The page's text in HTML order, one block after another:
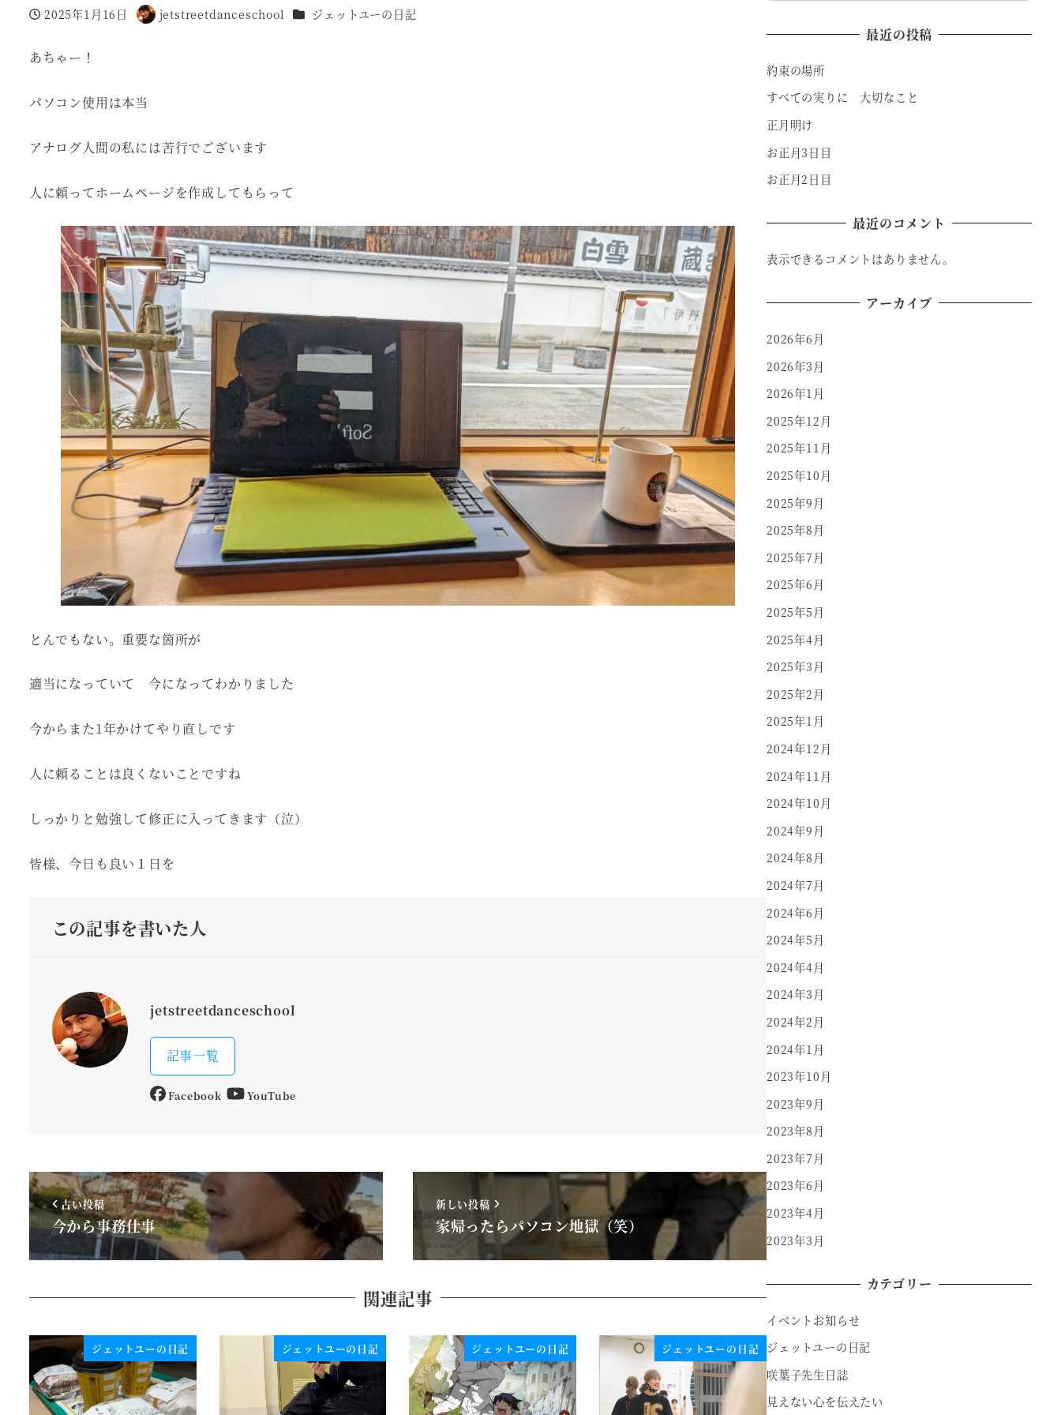
投稿日
2025年1月16日
著
jetstreetdanceschool カテゴリー
ジェットユーの日記
あちゃー！
パソコン使用は本当
アナログ人間の私には苦行でございます
人に頼ってホームページを作成してもらって
とんでもない。重要な箇所が
適当になっていて 今になってわかりました
今からまた1年かけてやり直しです
人に頼ることは良くないことですね
しっかりと勉強して修正に入ってきます（泣）
皆様、今日も良い１日を
この記事を書いた人
jetstreetdanceschool
記事一覧
Facebook YouTube
古い投稿
今から事務仕事
新しい投稿
家帰ったらパソコン地獄（笑）
関連記事
ジェットユーの日記 ジェットユーの日記 ジェットユーの日記 ジェットユーの日記
最近の投稿
約束の場所
すべての実りに 大切なこと
正月明け
お正月3日目
お正月2日目
最近のコメント
表示できるコメントはありません。
アーカイブ
2026年6月
2026年3月
2026年1月
2025年12月
2025年11月
2025年10月
2025年9月
2025年8月
2025年7月
2025年6月
2025年5月
2025年4月
2025年3月
2025年2月
2025年1月
2024年12月
2024年11月
2024年10月
2024年9月
2024年8月
2024年7月
2024年6月
2024年5月
2024年4月
2024年3月
2024年2月
2024年1月
2023年10月
2023年9月
2023年8月
2023年7月
2023年6月
2023年4月
2023年3月
カテゴリー
イベントお知らせ
ジェットユーの日記
咲葉子先生日誌
見えない心を伝えたい